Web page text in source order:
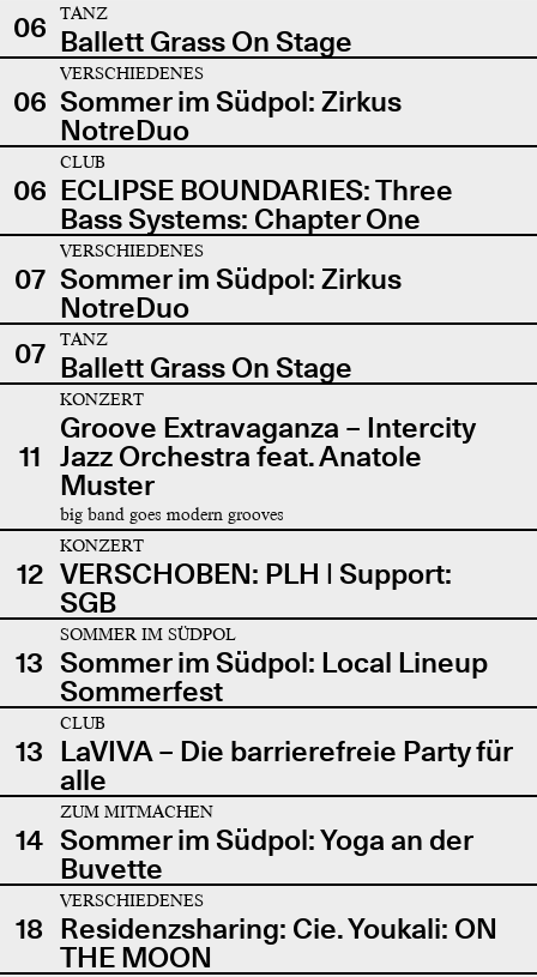
06
TANZ
Ballett Grass On Stage
06
VERSCHIEDENES
Sommer im Südpol: Zirkus
NotreDuo
06
CLUB
ECLIPSE BOUNDARIES: Three
Bass Systems: Chapter One
07
VERSCHIEDENES
Sommer im Südpol: Zirkus
NotreDuo
07
TANZ
Ballett Grass On Stage
11
KONZERT
Groove Extravaganza – Intercity
Jazz Orchestra feat. Anatole
Muster
big band goes modern grooves
12
KONZERT
VERSCHOBEN: PLH | Support:
SGB
13
SOMMER IM SÜDPOL
Sommer im Südpol: Local Lineup
Sommerfest
13
CLUB
LaVIVA – Die barrierefreie Party für
alle
14
ZUM MITMACHEN
Sommer im Südpol: Yoga an der
Buvette
18
VERSCHIEDENES
Residenzsharing: Cie. Youkali: ON
THE MOON